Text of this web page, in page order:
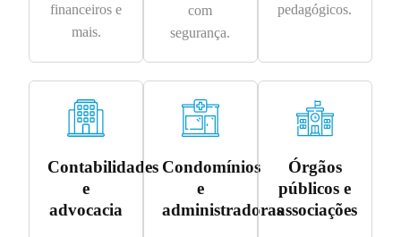
financeiros e
mais.
com
segurança.
pedagógicos.
Contabilidades
e
advocacia
Condomínios
e
administradoras
Órgãos
públicos e
associações